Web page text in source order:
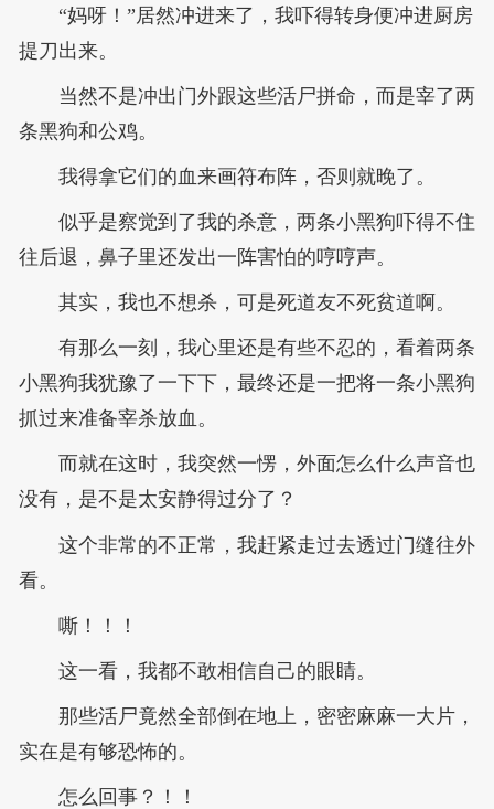
“妈呀！”居然冲进来了，我吓得转身便冲进厨房
提刀出来。
当然不是冲出门外跟这些活尸拼命，而是宰了两
条黑狗和公鸡。
我得拿它们的血来画符布阵，否则就晚了。
似乎是察觉到了我的杀意，两条小黑狗吓得不住
往后退，鼻子里还发出一阵害怕的哼哼声。
其实，我也不想杀，可是死道友不死贫道啊。
有那么一刻，我心里还是有些不忍的，看着两条
小黑狗我犹豫了一下下，最终还是一把将一条小黑狗
抓过来准备宰杀放血。
而就在这时，我突然一愣，外面怎么什么声音也
没有，是不是太安静得过分了？
这个非常的不正常，我赶紧走过去透过门缝往外
看。
嘶！！！
这一看，我都不敢相信自己的眼睛。
那些活尸竟然全部倒在地上，密密麻麻一大片，
实在是有够恐怖的。
怎么回事？！！